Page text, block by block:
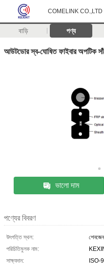
COMELINK CO.,LTD
বাড়ি পণ্য
আউটডোর স্ব-ঘোষিত ফাইবার অপটিক
ভালো দাম
পণ্যের বিবরণ
উৎপত্তি স্থল:
শেনজেন
পরিচিতিমুলক নাম:
সাক্ষ্যদান:
ISO-